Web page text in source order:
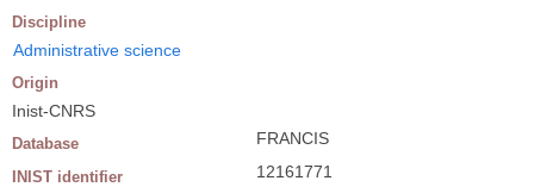
Discipline
Administrative science
Origin
Inist-CNRS
Database FRANCIS
INIST identifier 12161771